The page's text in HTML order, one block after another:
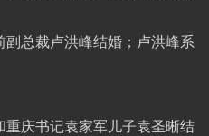
总裁卢洪峰结婚；卢洪峰系
庆书记袁家军儿子袁圣晰结